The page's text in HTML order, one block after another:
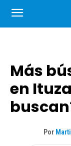
Más
en
Por